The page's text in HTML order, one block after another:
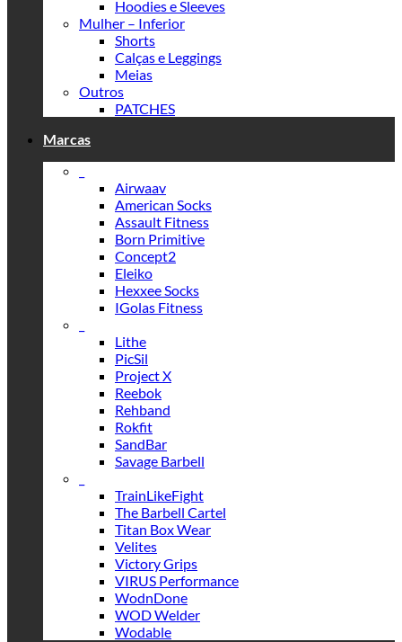
Hoodies e Sleeves
Mulher – Inferior
Shorts
Calças e Leggings
Meias
Outros
PATCHES
Marcas
Airwaav
American Socks
Assault Fitness
Born Primitive
Concept2
Eleiko
Hexxee Socks
IGolas Fitness
Lithe
PicSil
Project X
Reebok
Rehband
Rokfit
SandBar
Savage Barbell
TrainLikeFight
The Barbell Cartel
Titan Box Wear
Velites
Victory Grips
VIRUS Performance
WodnDone
WOD Welder
Wodable